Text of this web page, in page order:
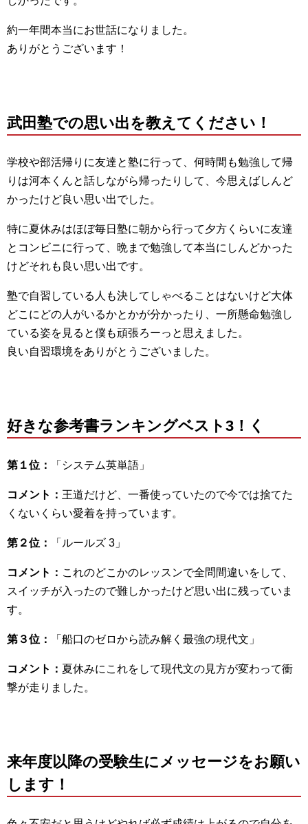
約一年間本当にお世話になりました。
ありがとうございます！
武田塾での思い出を教えてください！
学校や部活帰りに友達と塾に行って、何時間も勉強して帰
りは河本くんと話しながら帰ったりして、今思えばしんど
かったけど良い思い出でした。
特に夏休みはほぼ毎日塾に朝から行って夕方くらいに友達
とコンビニに行って、晩まで勉強して本当にしんどかった
けどそれも良い思い出です。
塾で自習している人も決してしゃべることはないけど大体
どこにどの人がいるかとかが分かったり、一所懸命勉強し
ている姿を見ると僕も頑張ろーっと思えました。
良い自習環境をありがとうございました。
好きな参考書ランキングベスト3！く
第１位： 「システム英単語」
コメント： 王道だけど、一番使っていたので今では捨てた
くないくらい愛着を持っています。
第２位： 「ルールズ 3」
コメント： これのどこかのレッスンで全問間違いをして、
スイッチが入ったので難しかったけど思い出に残っていま
す。
第３位： 「船口のゼロから読み解く最強の現代文」
コメント： 夏休みにこれをして現代文の見方が変わって衝
撃が走りました。
来年度以降の受験生にメッセージをお願い
します！